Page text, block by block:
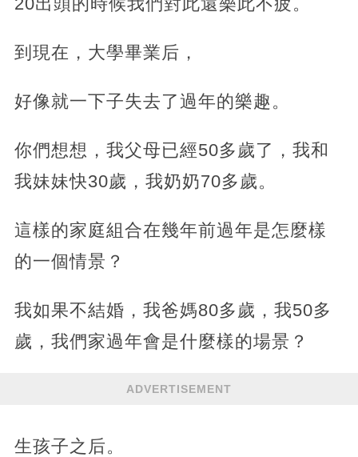
到現在，大學畢業后，
好像就一下子失去了過年的樂趣。
你們想想，我父母已經50多歲了，我和
我妹妹快30歲，我奶奶70多歲。
這樣的家庭組合在幾年前過年是怎麼樣
的一個情景？
我如果不結婚，我爸媽80多歲，我50多
歲，我們家過年會是什麼樣的場景？
ADVERTISEMENT
生孩子之后。